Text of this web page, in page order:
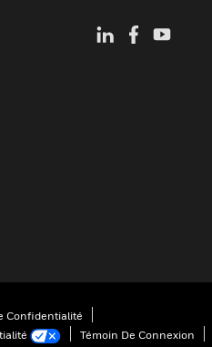
Confidentialité
Témoin De Connexion